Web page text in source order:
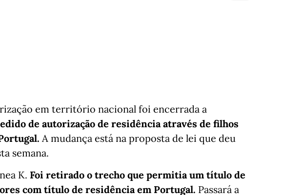
em território nacional foi encerrada a
de autorização de residência através de filhos
A mudança está na proposta de lei que deu
semana.
K. Foi retirado o trecho que permitia um título de
com título de residência em Portugal. Passará a